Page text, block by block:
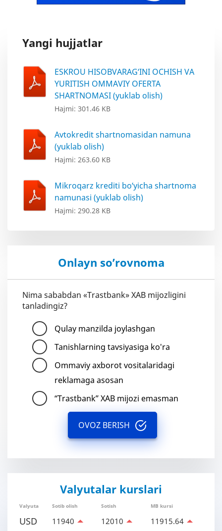
Yangi hujjatlar
ESKROU HISOBVARAG‘INI OCHISH VA
YURITISH OMMAVIY OFERTA
SHARTNOMASI (yuklab olish)
Hajmi: 301.46 KB
Avtokredit shartnomasidan namuna
(yuklab olish)
Hajmi: 263.60 KB
Mikroqarz krediti bo‘yicha shartnoma
namunasi (yuklab olish)
Hajmi: 290.28 KB
Onlayn so’rovnoma
Nima sababdan «Trastbank» XAB mijozligini
tanladingiz?
Qulay manzilda joylashgan
Tanishlarning tavsiyasiga ko'ra
Ommaviy axborot vositalaridagi
reklamaga asosan
“Trastbank” XAB mijozi emasman
OVOZ BERISH
Valyutalar kurslari
Valyuta Sotib olish Sotish MB kursi
USD 11940 12010 11915.64